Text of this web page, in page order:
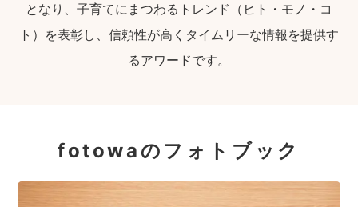
となり、子育てにまつわるトレンド（ヒト・モノ・コ
ト）を表彰し、信頼性が高くタイムリーな情報を提供す
るアワードです。
fotowaのフォトブック